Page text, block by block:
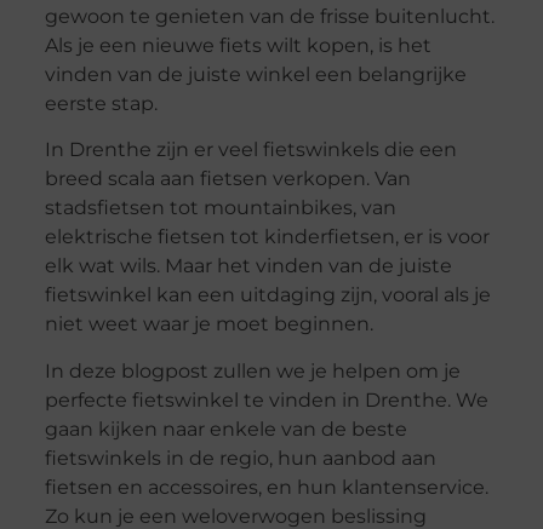
gewoon te genieten van de frisse buitenlucht.
Als je een nieuwe fiets wilt kopen, is het
vinden van de juiste winkel een belangrijke
eerste stap.
In Drenthe zijn er veel fietswinkels die een
breed scala aan fietsen verkopen. Van
stadsfietsen tot mountainbikes, van
elektrische fietsen tot kinderfietsen, er is voor
elk wat wils. Maar het vinden van de juiste
fietswinkel kan een uitdaging zijn, vooral als je
niet weet waar je moet beginnen.
In deze blogpost zullen we je helpen om je
perfecte fietswinkel te vinden in Drenthe. We
gaan kijken naar enkele van de beste
fietswinkels in de regio, hun aanbod aan
fietsen en accessoires, en hun klantenservice.
Zo kun je een weloverwogen beslissing